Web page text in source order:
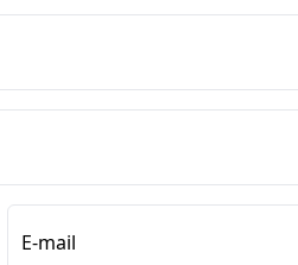
E-mail